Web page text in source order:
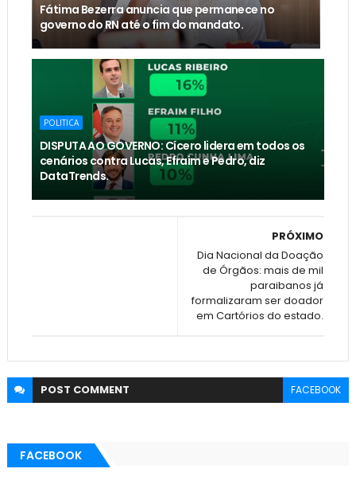
Fátima Bezerra anuncia que permanece no
governo do RN até o fim do mandato.
POLITICA
DISPUTA AO GOVERNO: Cícero lidera em todos os
cenários contra Lucas, Efraim e Pedro, diz
DataTrends.
PRÓXIMO
Dia Nacional da Doação
de Órgãos: mais de mil
paraibanos já
formalizaram ser doador
em Cartórios do estado.
POST COMMENT FACEBOOK
FACEBOOK